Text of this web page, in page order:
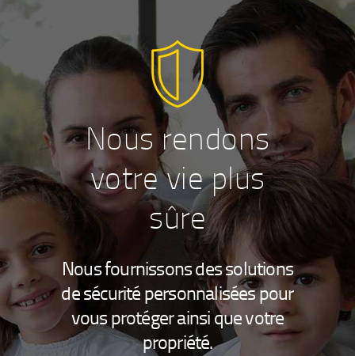
Nous rendons
votre vie plus
sûre
Nous fournissons des solutions
de sécurité personnalisées pour
vous protéger ainsi que votre
propriété.